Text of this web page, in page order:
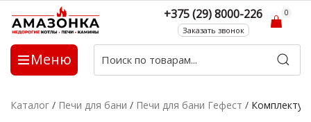
Меню
+375 (29) 8000-226
Заказать звонок
0
Каталог / Печи для бани / Печи для бани Гефест /